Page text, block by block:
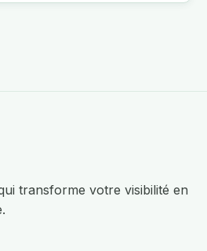
transforme votre visibilité en